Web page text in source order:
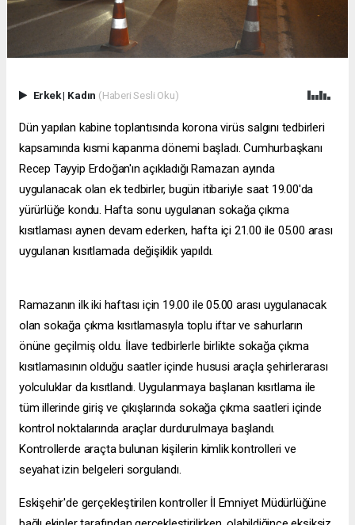
Erkek| Kadın (Haberi Sesli Oku)
Dün yapılan kabine toplantısında korona virüs salgını tedbirleri
kapsamında kısmi kapanma dönemi başladı. Cumhurbaşkanı
Recep Tayyip Erdoğan'ın açıkladığı Ramazan ayında
uygulanacak olan ek tedbirler, bugün itibariyle saat 19.00'da
yürürlüğe kondu. Hafta sonu uygulanan sokağa çıkma
kısıtlaması aynen devam ederken, hafta içi 21.00 ile 05.00 arası
uygulanan kısıtlamada değişiklik yapıldı.
Ramazanın ilk iki haftası için 19.00 ile 05.00 arası uygulanacak
olan sokağa çıkma kısıtlamasıyla toplu iftar ve sahurların
önüne geçilmiş oldu. İlave tedbirlerle birlikte sokağa çıkma
kısıtlamasının olduğu saatler içinde hususi araçla şehirlerarası
yolculuklar da kısıtlandı. Uygulanmaya başlanan kısıtlama ile
tüm illerinde giriş ve çıkışlarında sokağa çıkma saatleri içinde
kontrol noktalarında araçlar durdurulmaya başlandı.
Kontrollerde araçta bulunan kişilerin kimlik kontrolleri ve
seyahat izin belgeleri sorgulandı.
Eskişehir'de gerçekleştirilen kontroller İl Emniyet Müdürlüğüne